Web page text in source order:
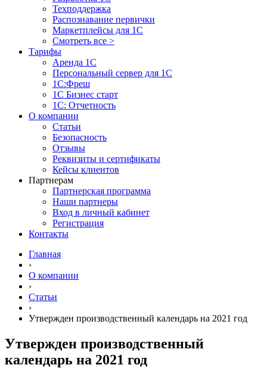
Техподдержка
Распознавание первички
Маркетплейсы для 1С
Смотреть все >
Тарифы
Аренда 1С
Персональный сервер для 1С
1С:Фреш
1С Бизнес старт
1С: Отчетность
О компании
Статьи
Безопасность
Отзывы
Реквизиты и сертификаты
Кейсы клиентов
Партнерам
Партнерская программа
Наши партнеры
Вход в личный кабинет
Регистрация
Контакты
Главная
›
О компании
›
Статьи
›
Утвержден производственный календарь на 2021 год
Утвержден производственный
календарь на 2021 год